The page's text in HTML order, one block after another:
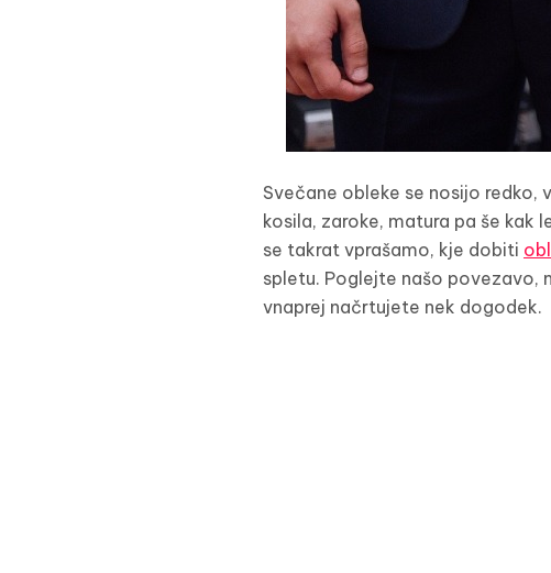
Svečane obleke se nosijo redko,
kosila, zaroke, matura pa še kak
se takrat vprašamo, kje dobiti
spletu. Poglejte našo povezavo,
vnaprej načrtujete nek dogodek.